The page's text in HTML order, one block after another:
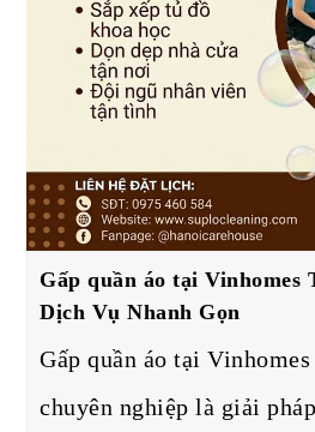
Gấp quần áo tại Vinhomes
Dịch Vụ Nhanh Gọn
Gấp quần áo tại
chuyên nghiệp là giải